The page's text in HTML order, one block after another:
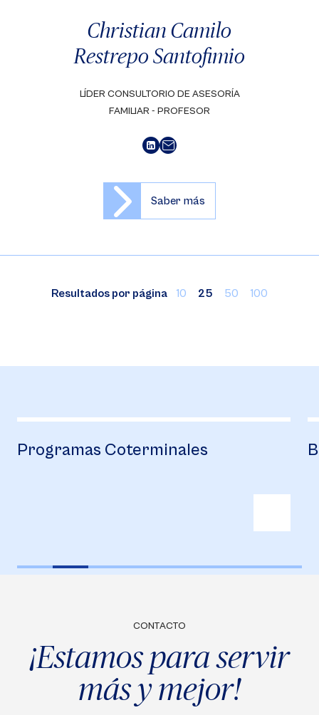
Christian Camilo
Restrepo Santofimio
LÍDER CONSULTORIO DE ASESORÍA
FAMILIAR - PROFESOR
Saber más
Resultados por página 10 25 50 100
Programas Coterminales
CONTACTO
¡Estamos para servir
más y mejor!